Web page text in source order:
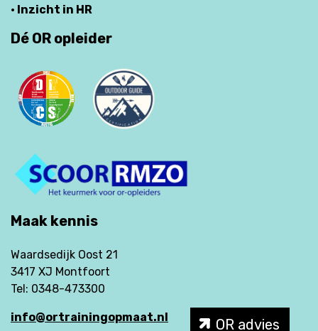
· Inzicht in HR
Dé OR opleider
Maak kennis
Waardsedijk Oost 21
3417 XJ Montfoort
Tel: 0348-473300
info@ortrainingopmaat.nl OR advies